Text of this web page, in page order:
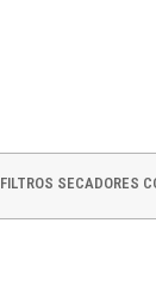
FILTROS SECADORES